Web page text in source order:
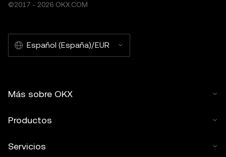
©2017 - 2026 OKX.COM
Español (España)/EUR
Más sobre OKX
Productos
Servicios